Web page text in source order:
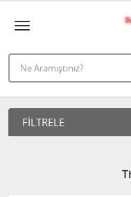
FILTRELE